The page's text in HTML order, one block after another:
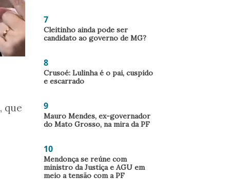
que
7
Cleitinho ainda pode ser
candidato ao governo de MG?
8
Crusoé: Lulinha é o pai, cuspido
e escarrado
9
Mauro Mendes, ex-governador
do Mato Grosso, na mira da PF
10
Mendonça se reúne com
ministro da Justiça e AGU em
meio a tensão com a PF